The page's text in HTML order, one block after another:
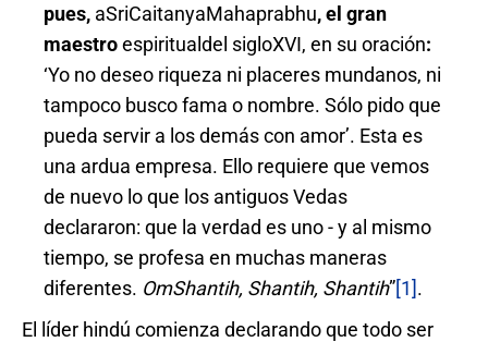
pues, aSriCaitanyaMahaprabhu, el gran
maestroespiritualdel sigloXVI, en su oración:
‘Yo no deseo riqueza ni placeres mundanos, ni
tampoco busco fama o nombre. Sólo pido que
pueda servir a los demás con amor’. Esta es
una ardua empresa. Ello requiere que vemos
de nuevo lo que los antiguos Vedas
declararon: que la verdad es uno - y al mismo
tiempo, se profesa en muchas maneras
diferentes. OmShantih, Shantih, Shantih”[1].
El líder hindú comienza declarando que todo ser